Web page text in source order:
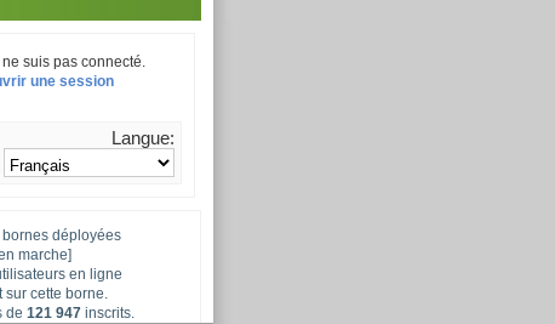
suis pas connecté.
une session
Langue:
déployées
marche]
en ligne
sur cette borne.
de 121 947inscrits.